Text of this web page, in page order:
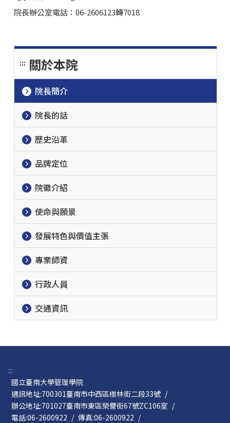
::: 關於本院
院長簡介
院長的話
歷史沿革
品牌定位
院徽介紹
使命與願景
發展特色與價值主張
專業師資
行政人員
交通資訊
院長辦公室電話：06-2606123轉7018
:::
國立臺南大學管理學院
通訊地址:700301臺南市中西區樹林街二段33號 /
辦公地址:701027臺南市東區榮譽街67號ZC106室 /
電話:06-2600922 / 傳真:06-2600922 /